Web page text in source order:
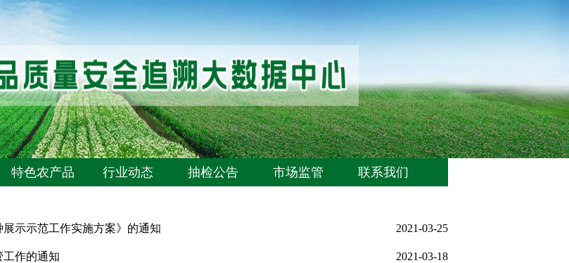
特色农产品 行业动态 抽检公告 市场监管 联系我们
示示范工作实施方案》的通知 2021-03-25
工作的通知 2021-03-18